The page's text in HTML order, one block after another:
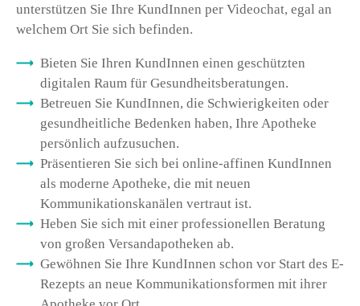
unterstützen Sie Ihre KundInnen per Videochat, egal an
welchem Ort Sie sich befinden.
Bieten Sie Ihren KundInnen einen geschützten
digitalen Raum für Gesundheitsberatungen.
Betreuen Sie KundInnen, die Schwierigkeiten oder
gesundheitliche Bedenken haben, Ihre Apotheke
persönlich aufzusuchen.
Präsentieren Sie sich bei online-affinen KundInnen
als moderne Apotheke, die mit neuen
Kommunikationskanälen vertraut ist.
Heben Sie sich mit einer professionellen Beratung
von großen Versandapotheken ab.
Gewöhnen Sie Ihre KundInnen schon vor Start des E-
Rezepts an neue Kommunikationsformen mit ihrer